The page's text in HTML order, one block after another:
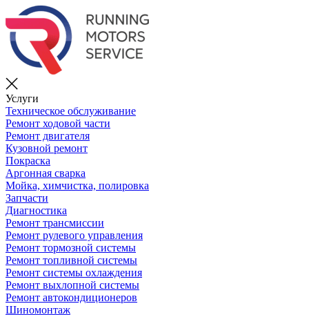
Услуги
Техническое обслуживание
Ремонт ходовой части
Ремонт двигателя
Кузовной ремонт
Покраска
Аргонная сварка
Мойка, химчистка, полировка
Запчасти
Диагностика
Ремонт трансмиссии
Ремонт рулевого управления
Ремонт тормозной системы
Ремонт топливной системы
Ремонт системы охлаждения
Ремонт выхлопной системы
Ремонт автокондиционеров
Шиномонтаж